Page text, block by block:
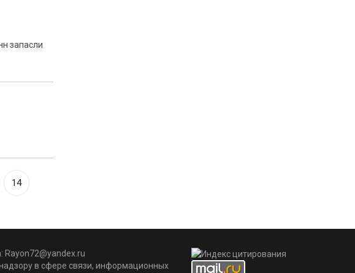
запасли
14
Rayon72@yandex.ru
в сфере связи, информационных